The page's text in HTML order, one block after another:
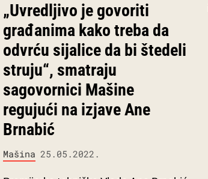
„Uvredljivo je govoriti
građanima kako treba da
odvrću sijalice da bi štedeli
struju“, smatraju
sagovornici Mašine
regujući na izjave Ane
Brnabić
Mašina 25.05.2022.